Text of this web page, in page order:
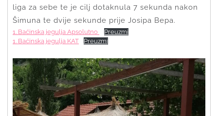
liga za sebe te je cilj dotaknula 7 sekunda nakon
Šimuna te dvije sekunde prije Josipa Bepa.
1. Baćinska jegulja Apsolutno
Preuzmi
1. Baćinska jegulja KAT
Preuzmi